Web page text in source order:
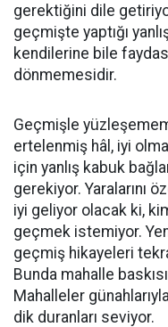
gerektiğini dile
geçmişte yaptığı
kendilerine bile
dönmemesidir.
Geçmişle
ertelenmiş hâl, iyi
için yanlış kabuk
gerekiyor. Yaralarını
iyi geliyor olacak ki,
geçmek istemiyor.
geçmiş hikayeleri
Bunda mahalle
Mahalleler
dik duranları seviyor.